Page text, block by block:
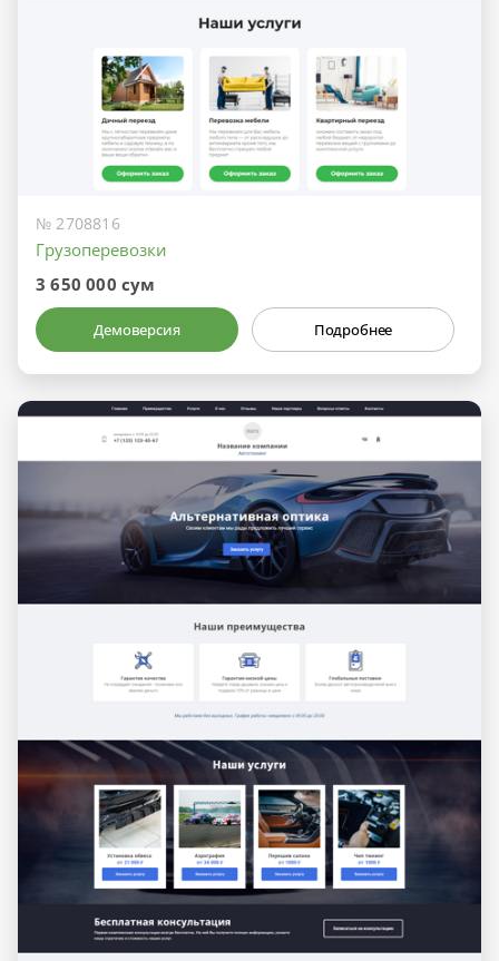
№ 2708816
Грузоперевозки
3 650 000 сум
Демоверсия Подробнее